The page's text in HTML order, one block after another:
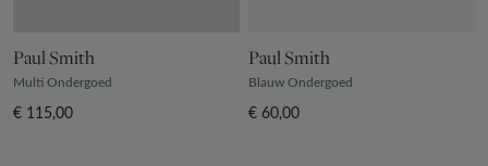
Paul Smith
Multi Ondergoed
€ 115,00
Paul Smith
Blauw Ondergoed
€ 60,00